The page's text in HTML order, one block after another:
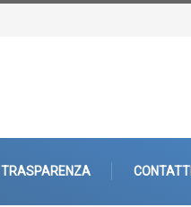
TRASPARENZA CONTATTI